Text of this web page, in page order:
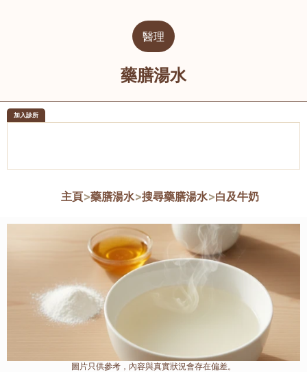
醫理
藥膳湯水
加入診所
主頁>藥膳湯水>搜尋藥膳湯水>白及牛奶
圖片只供參考，內容與真實狀況會存在偏差。